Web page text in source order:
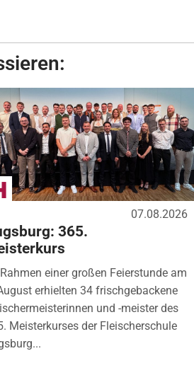
07.08.2026
365.
einer großen Feierstunde am
erhielten 34 frischgebackene
und -meister des
Meisterkurses der Fleischerschule